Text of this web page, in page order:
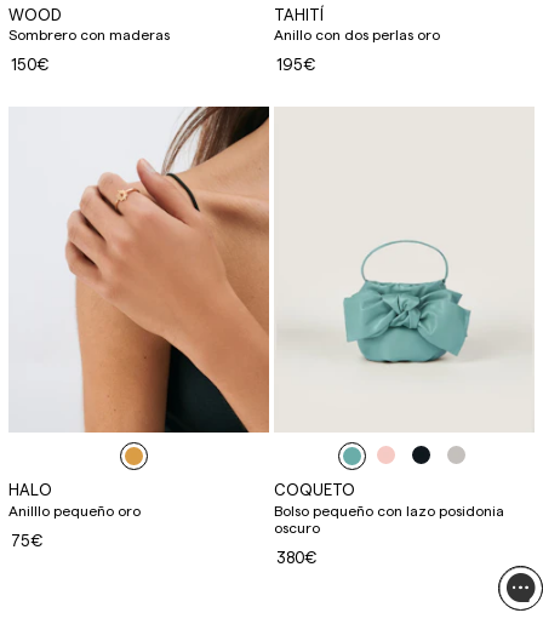
WOOD
Sombrero con maderas
150€
TAHITÍ
Anillo con dos perlas oro
195€
HALO
Anilllo pequeño oro
75€
COQUETO
Bolso pequeño con lazo posidonia
oscuro
380€